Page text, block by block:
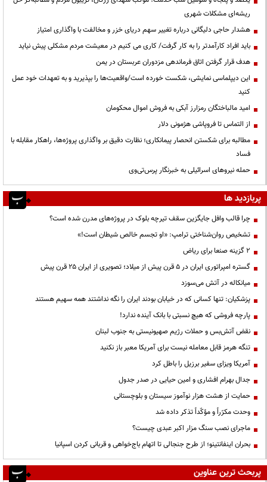
ریشه‌ای مشکلات شهری
هشدار حاجی دلیگانی درباره تغییر سهم دریای خزر و مخالفت با واگذاری امتیاز
باید افراد کارآمدتر را به کار گرفت/ کاری می کنیم در معیشت مردم مشکلی پیش نیاید
هدف قرار گرفتن اتاق‌ فرماندهی مزدوران عربستان در یمن
این دیپلماسی نمایشی، شکست خورده است/واقعیت‌ها را بپذیرید و به تعهدات خود عمل
کنید
امید مالباختگان رمزارز آبکی به فروش اموال محکومان
از التماس تا فروپاشی هژمونی دلار
مطالبه برای شکستن انحصار پیمانکاری؛ نظارت دقیق بر واگذاری پروژه‌ها، راهکار مقابله با
فساد
حمله نیروهای اسرائیلی به خبرنگار پرس‌تی‌وی
پربازدید ها
چرا قالب وافل جایگزین سقف تیرچه بلوک در پروژه‌های مدرن شده است؟
تشخیص روان‌شناختی ترامپ: «او تجسم خالص شیطان است!»
۲ گزینه صنعا برای ریاض
گستره امپراتوری ایران در ۵ قرن پیش از میلاد؛ تصویری از ایران ۲۵ قرن پیش
میانکاله در آتش می‌سوزد
پزشکیان: تنها کسانی که در خیابان بودند ایران را نگه نداشتند همه سهیم هستند
پارچه فروشی که هیچ نسبتی با بانک آینده ندارد!
نقض آتش‌بس و حملات رژیم صهیونیستی به جنوب لبنان
تنگه هرمز قابل معامله نیست برای آمریکا معبر باز نکنید
آمریکا ویزای سفیر برزیل را باطل کرد
جدال بهرام افشاری و امین حیایی در صدر جدول
حمایت از هشت هزار نوآموز سیستان و بلوچستانی
وحدت مکرّراً و مؤکّداً تذکر داده شد
ماجرای نصب سنگ مزار اکبر عبدی چیست؟
بحران اینفانتینو؛ از طرح جنجالی تا اتهام باج‌خواهی و قربانی کردن اسپانیا
پربحث ترین عناوین